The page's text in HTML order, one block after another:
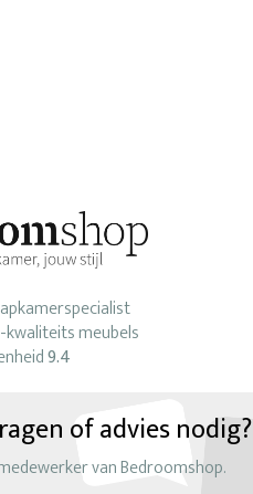
meubels
9.4
of advies nodig?
van Bedroomshop.